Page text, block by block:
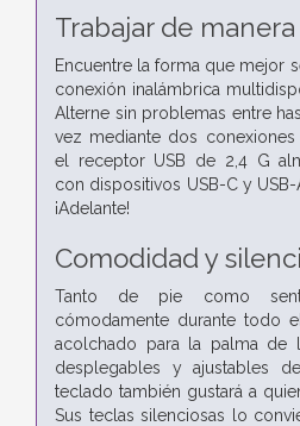
Trabajar de
Encuentre la forma que mejor
conexión inalámbrica
Alterne sin problemas entre
vez mediante dos
el receptor USB de 2,4 G
con dispositivos USB-C y
¡Adelante!
Comodidad y
Tanto de pie como
cómodamente durante todo
acolchado para la palma de
desplegables y ajustables
teclado también gustará a
Sus teclas silenciosas lo